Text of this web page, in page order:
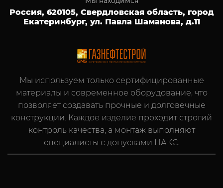
Россия, 620105, Свердловская область, город
Екатеринбург, ул. Павла Шаманова, д.11
Мы используем только сертифицированные
материалы и современное оборудование, что
позволяет создавать прочные и долговечные
конструкции. Каждое изделие проходит строгий
контроль качества, а монтаж выполняют
специалисты с допусками НАКС.